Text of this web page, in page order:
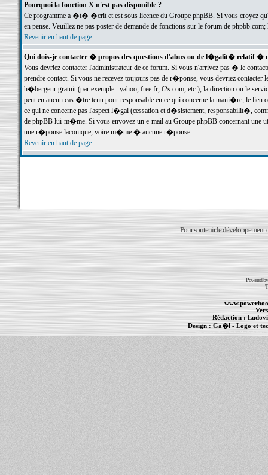
Pourquoi la fonction X n'est pas disponible ?
Ce programme a �t� �crit et est sous licence du Groupe phpBB. Si vous croyez
en pense. Veuillez ne pas poster de demande de fonctions sur le forum de
Revenir en haut de page
Qui dois-je contacter � propos des questions d'abus ou de l�galit� relatif �
Vous devriez contacter l'administrateur de ce forum. Si vous n'arrivez pas � le
prendre contact. Si vous ne recevez toujours pas de r�ponse, vous devriez
h�bergeur gratuit (par exemple : yahoo, free.fr, f2s.com, etc.), la direction ou le
peut en aucun cas �tre tenu pour responsable en ce qui concerne la mani�re, le
ce qui ne concerne pas l'aspect l�gal (cessation et d�sistement, responsabilit�,
de phpBB lui-m�me. Si vous envoyez un e-mail au Groupe phpBB concernant une
une r�ponse laconique, voire m�me � aucune r�ponse.
Revenir en haut de page
Pour soutenir le développement
Powered
Rédaction :
Design :Ga�l- Logo et
Informations :